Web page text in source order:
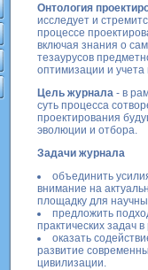
Онтология
исследует и
процессе
включая знания о
тезаурусов
оптимизации и
Цель журнала - в
суть процесса
проектирования
эволюции и отбора.
Задачи журнала
объединить
внимание на
площадку для
предложить
практических задач
оказать
развитие
цивилизации.